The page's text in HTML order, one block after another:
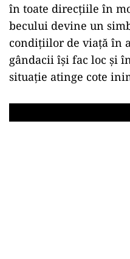
în toate direcțiile în
becului devine un
condițiilor de viață în
gândacii își fac loc și
situație atinge cote